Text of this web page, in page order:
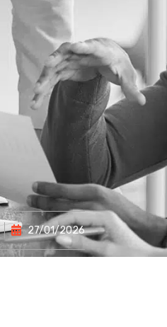
27/01/2026